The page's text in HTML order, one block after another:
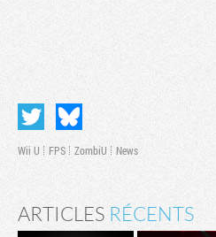
Wii U FPS ZombiU News
ARTICLES RÉCENTS